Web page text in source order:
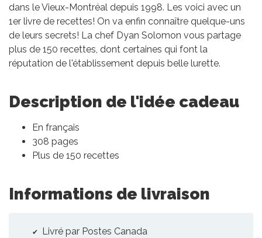
dans le Vieux-Montréal depuis 1998. Les voici avec un
1er livre de recettes! On va enfin connaître quelque-uns
de leurs secrets! La chef Dyan Solomon vous partage
plus de 150 recettes, dont certaines qui font la
réputation de l'établissement depuis belle lurette.
Description de l'idée cadeau
En français
308 pages
Plus de 150 recettes
Informations de livraison
Livré par Postes Canada